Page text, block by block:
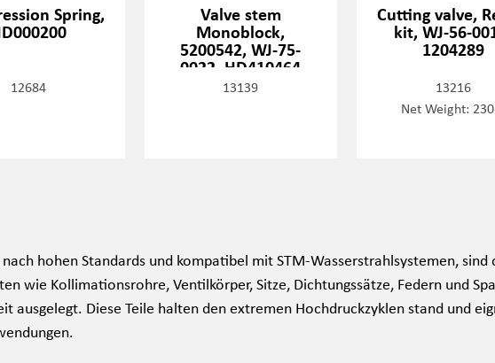
Spring,
12684
Valve stem
Monoblock,
5200542, WJ-75-
0022, HD410464
13139
Cutting valve,
kit, WJ-56-
1204289
13216
Net Weight:
hohen Standards und kompatibel mit STM-Wasserstrahlsystemen, sind
wie Kollimationsrohre, Ventilkörper, Sitze, Dichtungssätze, Federn und
ausgelegt. Diese Teile halten den extremen Hochdruckzyklen stand und